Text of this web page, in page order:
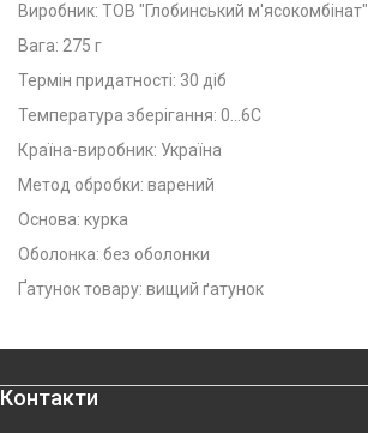
Виробник: ТОВ "Глобинський м'ясокомбінат"
Вага: 275 г
Термін придатності: 30 діб
Температура зберігання: 0...6С
Країна-виробник: Україна
Метод обробки: варений
Основа: курка
Оболонка: без оболонки
Ґатунок товару: вищий ґатунок
Контакти